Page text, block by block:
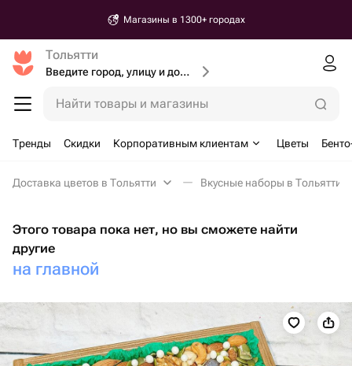
Магазины в 1300+ городах
Тольятти
Введите город, улицу и дом доставки
Найти товары и магазины
Тренды Скидки Корпоративным клиентам Цветы
Доставка цветов в Тольятти Вкусные наборы в Тольятти
Этого товара пока нет, но вы сможете найти
другие
на главной